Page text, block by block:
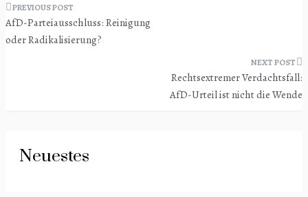
Beitragsnavigation
AfD-Parteiausschluss: Reinigung
oder Radikalisierung?
Rechtsextremer Verdachtsfall:
AfD-Urteil ist nicht die Wende
Neuestes